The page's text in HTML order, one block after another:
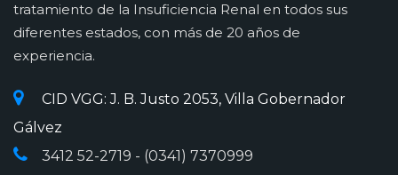
tratamiento de la Insuficiencia Renal en todos sus
diferentes estados, con más de 20 años de
experiencia.
CID VGG: J. B. Justo 2053, Villa Gobernador
Gálvez
3412 52-2719 - (0341) 7370999